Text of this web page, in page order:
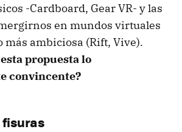
-Cardboard, Gear VR- y las
en mundos virtuales
más ambiciosa (Rift, Vive).
esta propuesta lo
convincente?
fisuras